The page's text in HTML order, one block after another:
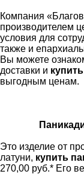
Компания
производителем
условия для
также и
Вы можете
доставки и
выгодным ценам.
Это изделие от
латуни, купить
270,00 руб.* Его